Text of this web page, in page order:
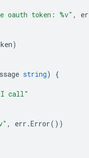
oauth token: %v" ,
)
string)
{
call"
, err .Error())